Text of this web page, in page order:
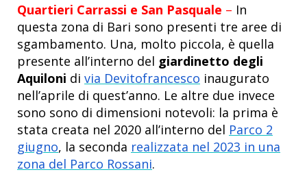
Quartieri Carrassi e San Pasquale – In
questa zona di Bari sono presenti tre aree di
sgambamento. Una, molto piccola, è quella
presente all’interno del giardinetto degli
Aquiloni di via Devitofrancesco inaugurato
nell’aprile di quest’anno. Le altre due invece
sono sono di dimensioni notevoli: la prima è
stata creata nel 2020 all’interno del Parco 2
giugno, la seconda realizzata nel 2023 in una
zona del Parco Rossani.